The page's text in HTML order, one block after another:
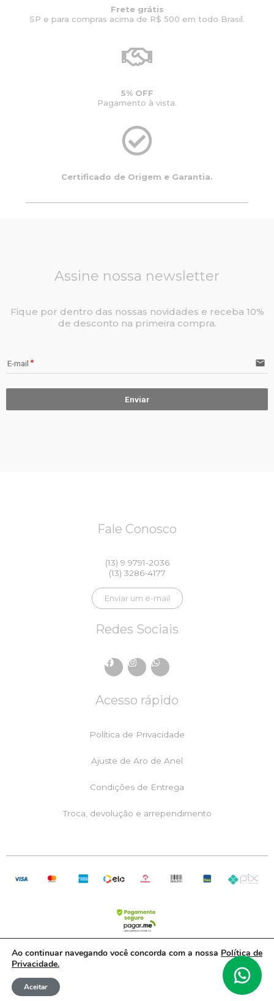
Frete grátis
SP e para compras acima de R$ 500 em todo Brasil.
5% OFF
Pagamento à vista.
Certificado de Origem e Garantia.
Assine nossa newsletter
Fique por dentro das nossas novidades e receba 10%
de desconto na primeira compra.
E-mail email
Enviar
Fale Conosco
(13) 9 9791-2036
(13) 3286-4177
Enviar um e-mail
Redes Sociais
F
c
b
o
I
s
a
m
W
a
s
a
Acesso rápido
Política de Privacidade
Ajuste de Aro de Anel
Condições de Entrega
Troca, devolução e arrependimento
RML Comércio de Joias LTDA | CNPJ: 05.082.541/0001-20
Ao continuar navegando você concorda com a nossa Política de
Privacidade.
Aceitar